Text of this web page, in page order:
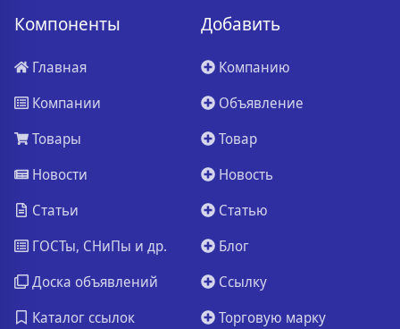
Компоненты
Главная
Компании
Товары
Новости
Статьи
ГОСТы, СНиПы и др.
Доска объявлений
Каталог ссылок
Добавить
Компанию
Объявление
Товар
Новость
Статью
Блог
Ссылку
Торговую марку